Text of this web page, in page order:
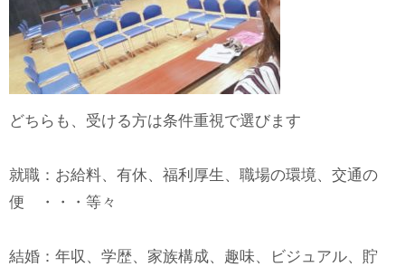
どちらも、受ける方は条件重視で選びます
就職：お給料、有休、福利厚生、職場の環境、交通の
便 ・・・等々
結婚：年収、学歴、家族構成、趣味、ビジュアル、貯